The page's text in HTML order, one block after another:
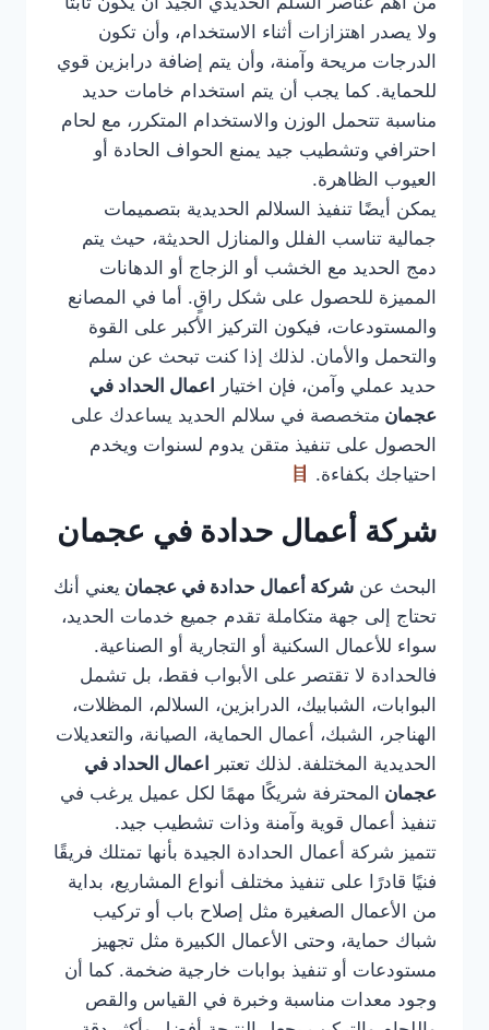
ولا يصدر اهتزازات أثناء الاستخدام، وأن تكون
الدرجات مريحة وآمنة، وأن يتم إضافة درابزين قوي
للحماية. كما يجب أن يتم استخدام خامات حديد
مناسبة تتحمل الوزن والاستخدام المتكرر، مع لحام
احترافي وتشطيب جيد يمنع الحواف الحادة أو
العيوب الظاهرة.
يمكن أيضًا تنفيذ السلالم الحديدية بتصميمات
جمالية تناسب الفلل والمنازل الحديثة، حيث يتم
دمج الحديد مع الخشب أو الزجاج أو الدهانات
المميزة للحصول على شكل راقٍ. أما في المصانع
والمستودعات، فيكون التركيز الأكبر على القوة
والتحمل والأمان. لذلك إذا كنت تبحث عن سلم
حديد عملي وآمن، فإن اختيار
اعمال الحداد في
عجمان متخصصة في سلالم الحديد يساعدك على
الحصول على تنفيذ متقن يدوم لسنوات ويخدم
احتياجك بكفاءة.
شركة أعمال حدادة في عجمان
البحث عن شركة أعمال حدادة في عجمان يعني أنك
تحتاج إلى جهة متكاملة تقدم جميع خدمات الحديد،
سواء للأعمال السكنية أو التجارية أو الصناعية.
فالحدادة لا تقتصر على الأبواب فقط، بل تشمل
البوابات، الشبابيك، الدرابزين، السلالم، المظلات،
الهناجر، الشبك، أعمال الحماية، الصيانة، والتعديلات
الحديدية المختلفة. لذلك تعتبر
اعمال الحداد في
عجمان المحترفة شريكًا مهمًا لكل عميل يرغب في
تنفيذ أعمال قوية وآمنة وذات تشطيب جيد.
تتميز شركة أعمال الحدادة الجيدة بأنها تمتلك فريقًا
فنيًا قادرًا على تنفيذ مختلف أنواع المشاريع، بداية
من الأعمال الصغيرة مثل إصلاح باب أو تركيب
شباك حماية، وحتى الأعمال الكبيرة مثل تجهيز
مستودعات أو تنفيذ بوابات خارجية ضخمة. كما أن
وجود معدات مناسبة وخبرة في القياس والقص